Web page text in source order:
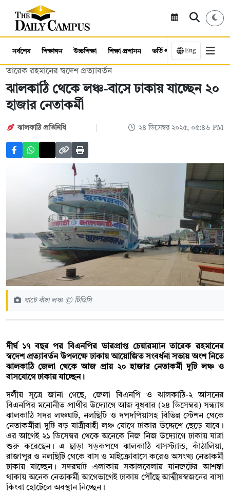
সর্বশেষ শিক্ষাঙ্গন উচ্চশিক্ষা শিক্ষা প্রশাসন ভর্তি পরীক্ষা কর্মসংস্থান
Eng
তারেক রহমানের স্বদেশ প্রত্যাবর্তন
ঝালকাঠি থেকে লঞ্চ-বাসে ঢাকায় যাচ্ছেন ২০
হাজার নেতাকর্মী
ঝালকাঠি প্রতিনিধি ২৪ ডিসেম্বর ২০২৫, ০৫:৪৬ PM
ঘাটে বাঁধা লঞ্চ © টিডিসি
দীর্ঘ ১৭ বছর পর বিএনপির ভারপ্রাপ্ত চেয়ারম্যান তারেক রহমানের
স্বদেশ প্রত্যাবর্তন উপলক্ষে ঢাকায় আয়োজিত সংবর্ধনা সভায় অংশ নিতে
ঝালকাঠি জেলা থেকে আজ প্রায় ২০ হাজার নেতাকর্মী দুটি লঞ্চ ও
বাসযোগে ঢাকায় যাচ্ছেন।
দলীয় সূত্রে জানা গেছে, জেলা বিএনপি ও ঝালকাঠি-২ আসনের
বিএনপির মনোনীত প্রার্থীর উদ্যোগে আজ বুধবার (২৪ ডিসেম্বর) সন্ধ্যায়
ঝালকাঠি সদর লঞ্চঘাট, নলছিটি ও দপদপিয়াসহ বিভিন্ন স্টেশন থেকে
নেতাকর্মীরা দুটি বড় যাত্রীবাহী লঞ্চ যোগে ঢাকার উদ্দেশে ছেড়ে যাবে।
এর আগেই ২১ ডিসেম্বর থেকে অনেকে নিজ নিজ উদ্যোগে ঢাকায় যাত্রা
শুরু করেছেন। এ ছাড়া সড়কপথে ঝালকাঠি বাসস্ট্যান্ড, কাঁঠালিয়া,
রাজাপুর ও নলছিটি থেকে বাস ও মাইক্রোবাসে করেও অসংখ্য নেতাকর্মী
ঢাকায় যাচ্ছেন। সদরঘাট এলাকায় সকালবেলায় যানজটের আশঙ্কা
থাকায় অনেক নেতাকর্মী আগেভাগেই ঢাকায় পৌঁছে আত্মীয়স্বজনের বাসা
কিংবা হোটেলে অবস্থান নিচ্ছেন।